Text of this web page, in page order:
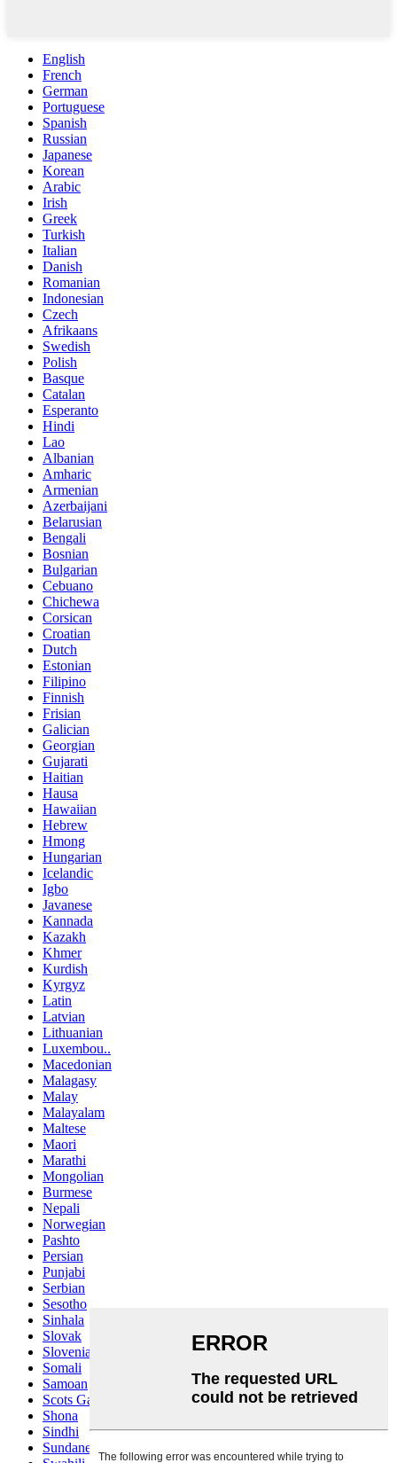
English
French
German
Portuguese
Spanish
Russian
Japanese
Korean
Arabic
Irish
Greek
Turkish
Italian
Danish
Romanian
Indonesian
Czech
Afrikaans
Swedish
Polish
Basque
Catalan
Esperanto
Hindi
Lao
Albanian
Amharic
Armenian
Azerbaijani
Belarusian
Bengali
Bosnian
Bulgarian
Cebuano
Chichewa
Corsican
Croatian
Dutch
Estonian
Filipino
Finnish
Frisian
Galician
Georgian
Gujarati
Haitian
Hausa
Hawaiian
Hebrew
Hmong
Hungarian
Icelandic
Igbo
Javanese
Kannada
Kazakh
Khmer
Kurdish
Kyrgyz
Latin
Latvian
Lithuanian
Luxembou..
Macedonian
Malagasy
Malay
Malayalam
Maltese
Maori
Marathi
Mongolian
Burmese
Nepali
Norwegian
Pashto
Persian
Punjabi
Serbian
Sesotho
Sinhala
Slovak
Slovenian
Somali
Samoan
Scots Gaelic
Shona
Sindhi
Sundanese